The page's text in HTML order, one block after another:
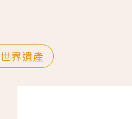
世界遺產